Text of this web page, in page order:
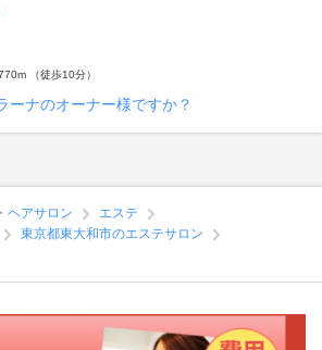
（徒歩10分）
ーナのオーナー様ですか？
ヘアサロン
エステ
東京都東大和市のエステサロン